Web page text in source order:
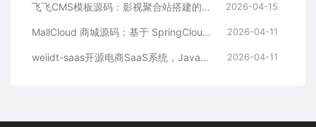
飞飞CMS模板源码：影视聚合站搭建的理想之选 2026-04-15
MallCloud 商城源码：基于 SpringCloud Alibaba 的高并发电商系统深度解析 2026-04-11
weiidt-saas开源电商SaaS系统，Java社区版，支持多租户与插件化扩展 2026-04-11